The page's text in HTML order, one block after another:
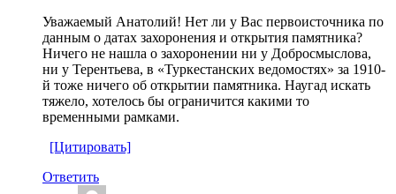
Уважаемый Анатолий! Нет ли у Вас первоисточника по
данным о датах захоронения и открытия памятника?
Ничего не нашла о захоронении ни у Добросмыслова,
ни у Терентьева, в «Туркестанских ведомостях» за 1910-
й тоже ничего об открытии памятника. Наугад искать
тяжело, хотелось бы ограничится какими то
временными рамками.
[Цитировать]
Ответить